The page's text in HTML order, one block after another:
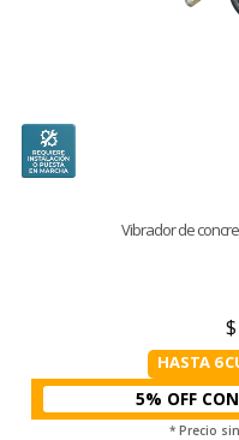
Vibrador de
$
HASTA 6
5% OFF
* Precio